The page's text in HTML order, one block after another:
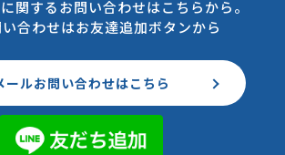
関するお問い合わせはこちらから。
合わせはお友達追加ボタンから
ールお問い合わせはこちら